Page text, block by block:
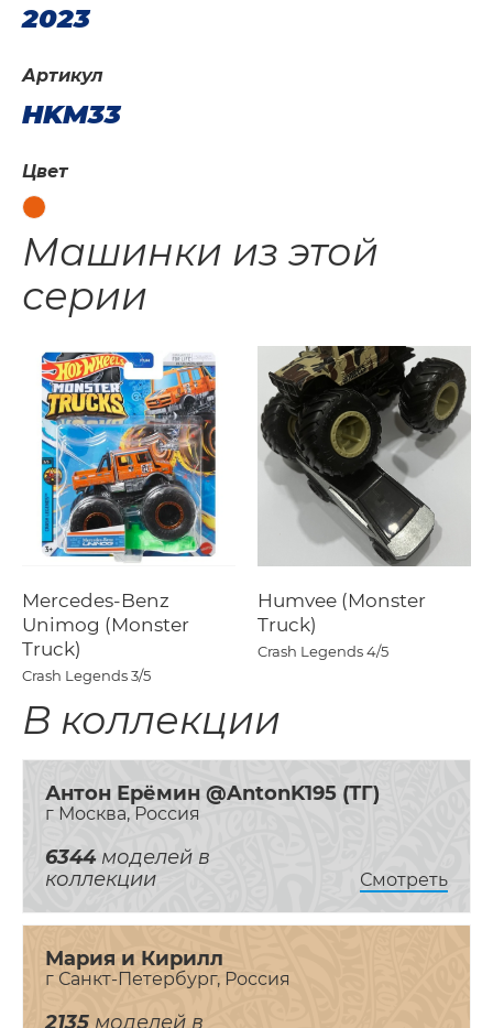
2023
Артикул
HKM33
Цвет
Машинки из этой
серии
Mercedes-Benz
Unimog (Monster
Truck)
Crash Legends3/5
Humvee (Monster
Truck)
Crash Legends4/5
В коллекции
Антон Ерёмин @AntonK195 (ТГ)
г Москва, Россия
6344моделей в
коллекции
Смотреть
Мария и Кирилл
г Санкт-Петербург, Россия
2135 моделей в